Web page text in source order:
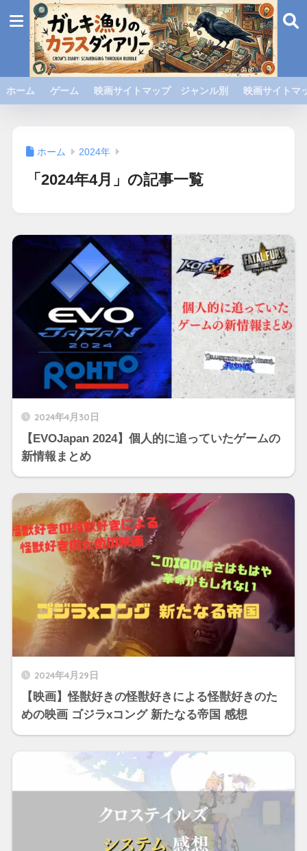
ホーム ゲーム 映画サイトマップ ジャンル別 映画サイト
ホーム 2024年
「2024年4月」の記事一覧
2024年4月30日
【EVOJapan 2024】個人的に追っていたゲームの
新情報まとめ
2024年4月29日
【映画】怪獣好きの怪獣好きによる怪獣好きのた
めの映画 ゴジラxコング 新たなる帝国 感想